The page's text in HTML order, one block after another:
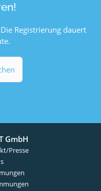
Registrierung dauert
GmbH
Presse